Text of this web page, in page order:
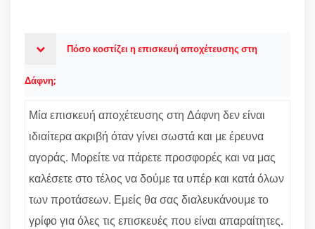
Πόσο κοστίζει η επισκευή αποχέτευσης στη
Δάφνη;
Μία επισκευή αποχέτευσης στη Δάφνη δεν είναι
ιδιαίτερα ακριβή όταν γίνει σωστά και με έρευνα
αγοράς. Μορείτε να πάρετε προσφορές και να μας
καλέσετε στο τέλος να δούμε τα υπέρ και κατά όλων
των προτάσεων. Εμείς θα σας διαλευκάνουμε το
γρίφο για όλες τις επισκευές που είναι απαραίτητες.